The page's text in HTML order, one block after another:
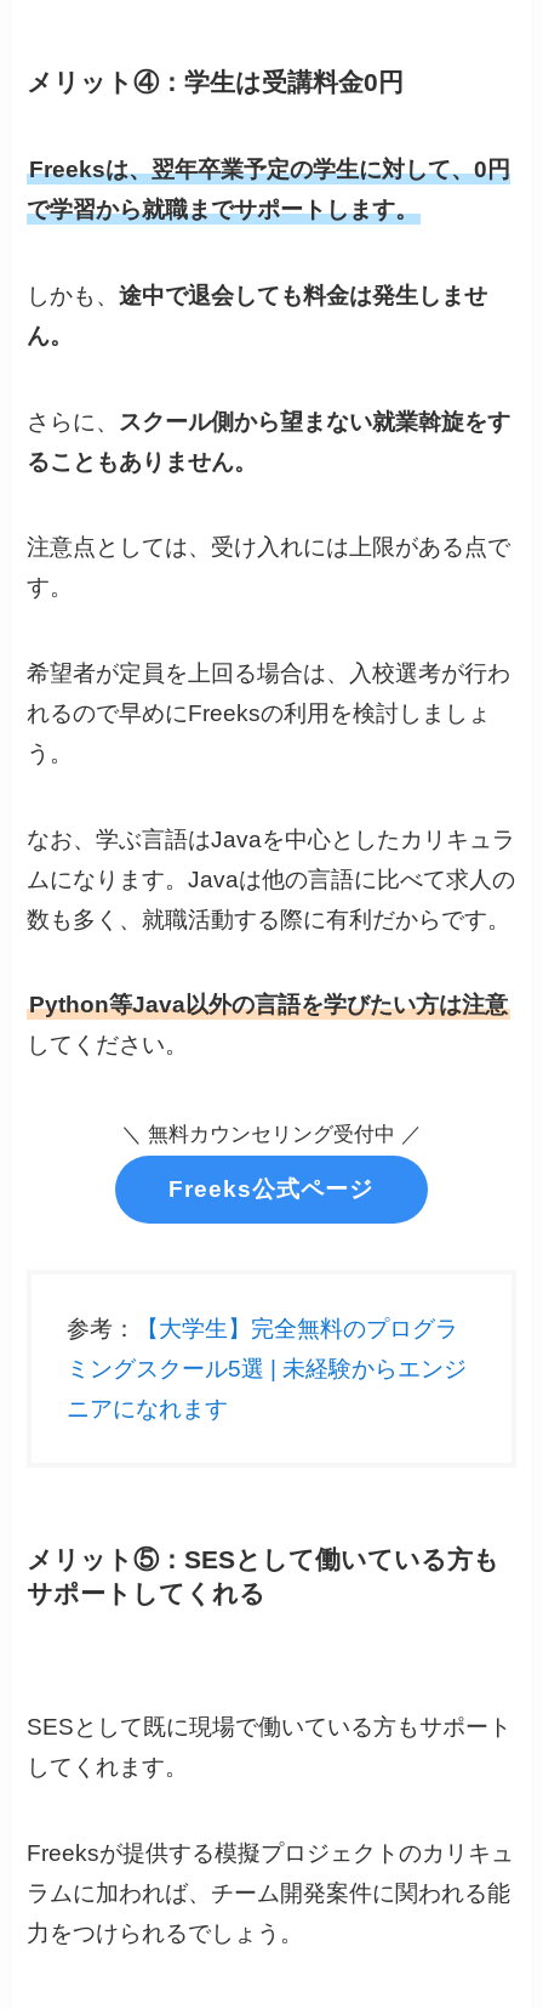
メリット④：学生は受講料金0円
Freeksは、翌年卒業予定の学生に対して、0円
で学習から就職までサポートします。
しかも、途中で退会しても料金は発生しませ
ん。
さらに、 スクール側から望まない就業斡旋をす
ることもありません。
注意点としては、受け入れには上限がある点で
す。
希望者が定員を上回る場合は、入校選考が行わ
れるので早めにFreeksの利用を検討しましょ
う。
なお、学ぶ言語はJavaを中心としたカリキュラ
ムになります。Javaは他の言語に比べて求人の
数も多く、就職活動する際に有利だからです。
Python等Java以外の言語を学びたい方は注意
してください。
＼ 無料カウンセリング受付中 ／
Freeks公式ページ
参考：
【大学生】完全無料のプログラ
ミングスクール5選 | 未経験からエンジ
ニアになれます
メリット⑤：SESとして働いている方も
サポートしてくれる
SESとして既に現場で働いている方もサポート
してくれます。
Freeksが提供する模擬プロジェクトのカリキュ
ラムに加われば、チーム開発案件に関われる能
力をつけられるでしょう。